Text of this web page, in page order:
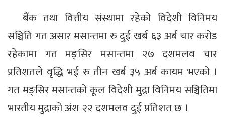
बैंक तथा वित्तीय संस्थामा रहेको विदेशी विनिमय
सञ्चिति गत असार मसान्तमा रु दुई खर्ब ६३ अर्ब चार करोड
रहेकामा गत मङ्सिर मसान्तमा २७ दशमलव चार
प्रतिशतले वृद्धि भई रु तीन खर्ब ३५ अर्ब कायम भएको ।
गत मङ्सिर मसान्तको कूल विदेशी मुद्रा विनिमय सञ्चितिमा
भारतीय मुद्राको अंश २२ दशमलव दुई प्रतिशत छ ।